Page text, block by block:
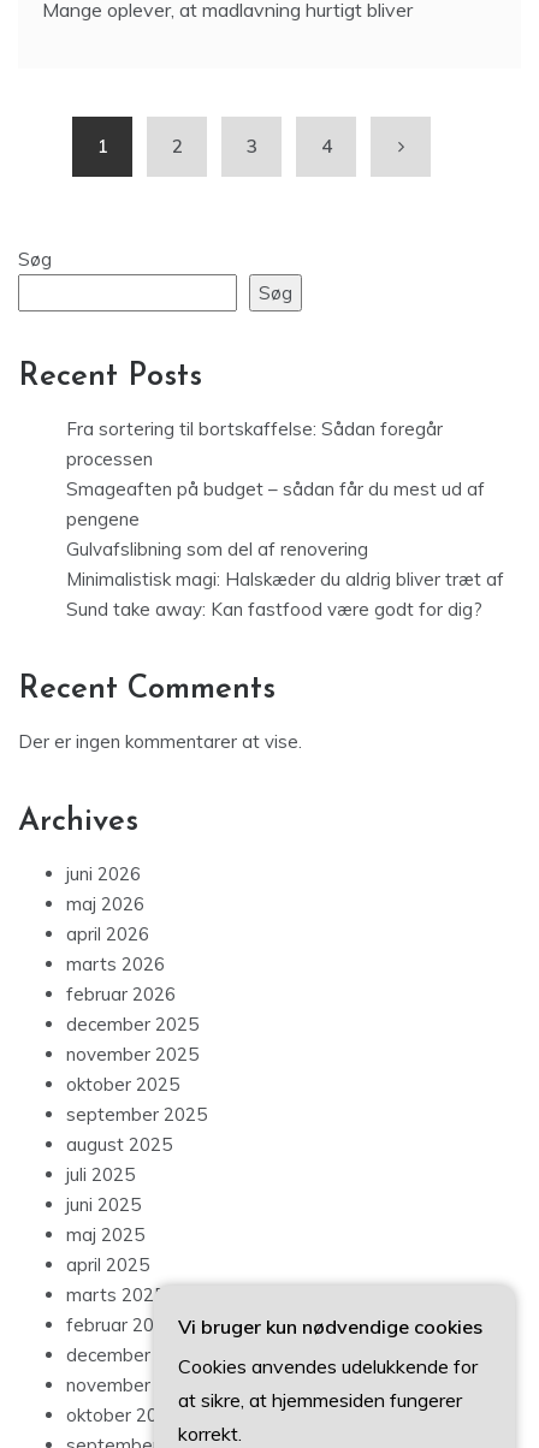
Mange oplever, at madlavning hurtigt bliver
1 2 3 4
Søg
Søg
Recent Posts
Fra sortering til bortskaffelse: Sådan foregår
processen
Smageaften på budget – sådan får du mest ud af
pengene
Gulvafslibning som del af renovering
Minimalistisk magi: Halskæder du aldrig bliver træt af
Sund take away: Kan fastfood være godt for dig?
Recent Comments
Der er ingen kommentarer at vise.
Archives
juni 2026
maj 2026
april 2026
marts 2026
februar 2026
december 2025
november 2025
oktober 2025
september 2025
august 2025
juli 2025
juni 2025
maj 2025
april 2025
marts 2025
februar 2025
december 2024
november 2024
oktober 2024
Vi bruger kun nødvendige cookies
Cookies anvendes udelukkende for
at sikre, at hjemmesiden fungerer
korrekt.